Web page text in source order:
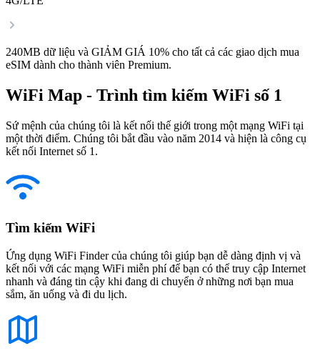
240MB dữ liệu và GIẢM GIÁ 10% cho tất cả các giao dịch mua
eSIM dành cho thành viên Premium.
WiFi Map - Trình tìm kiếm WiFi số 1
Sứ mệnh của chúng tôi là kết nối thế giới trong một mạng WiFi tại
một thời điểm. Chúng tôi bắt đầu vào năm 2014 và hiện là công cụ
kết nối Internet số 1.
Tìm kiếm WiFi
Ứng dụng WiFi Finder của chúng tôi giúp bạn dễ dàng định vị và
kết nối với các mạng WiFi miễn phí để bạn có thể truy cập Internet
nhanh và đáng tin cậy khi đang di chuyển ở những nơi bạn mua
sắm, ăn uống và đi du lịch.